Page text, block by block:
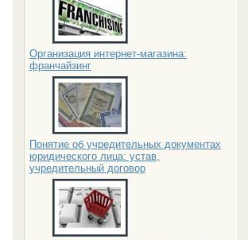
Организация интернет-магазина:
франчайзинг
Понятие об учредительных документах
юридического лица: устав,
учредительный договор